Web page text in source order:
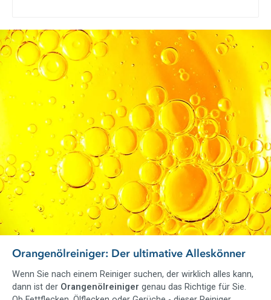
Lieferumfang
1x Pastaclean Orangenreiniger, 750 ml
1x Mischflasche
1x Messbecher
Jetzt den Orangenreiniger bequem online bestellen!
Orangenölreiniger: Der ultimative Alleskönner
Wenn Sie nach einem Reiniger suchen, der wirklich alles kann,
dann ist der Orangenölreiniger genau das Richtige für Sie.